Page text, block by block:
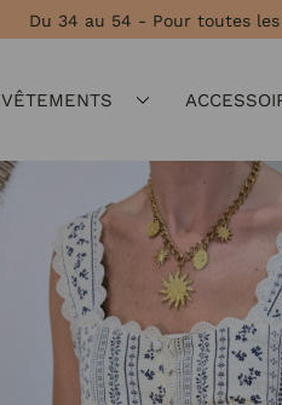
Du 34 au 54 - Pour toutes
VÊTEMENTS